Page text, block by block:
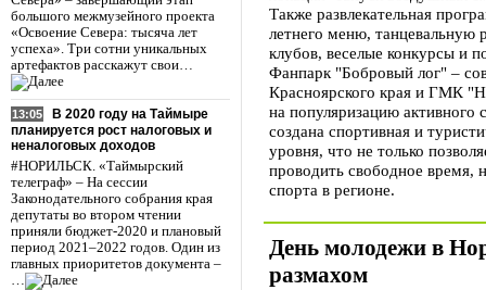
большого межмузейного проекта
«Освоение Севера: тысяча лет
успеха». Три сотни уникальных
артефактов расскажут свои…
13:05
В 2020 году на Таймыре
планируется рост налоговых и
неналоговых доходов
#НОРИЛЬСК. «Таймырский
телеграф» – На сессии
Законодательного собрания края
депутаты во втором чтении
приняли бюджет-2020 и плановый
период 2021–2022 годов. Один из
главных приоритетов документа –
…
Также развлекательная
летнего меню, танцевальную
клубов, веселые конкурсы и
Фанпарк "Бобровый лог" –
Красноярского края и ГМК
на популяризацию активного
создана спортивная и
уровня, что не только
проводить свободное время,
спорта в регионе.
День молодежи в
размахом